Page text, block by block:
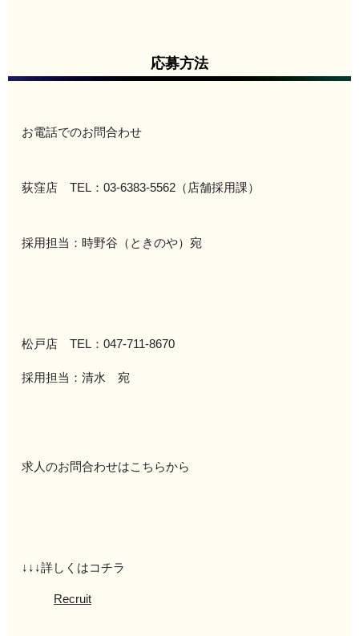
応募方法
お電話でのお問合わせ
荻窪店 TEL：03-6383-5562（店舗採用課）
採用担当：時野谷（ときのや）宛
松戸店 TEL：047-711-8670
採用担当：清水 宛
求人のお問合わせはこちらから
↓↓↓詳しくはコチラ
Recruit